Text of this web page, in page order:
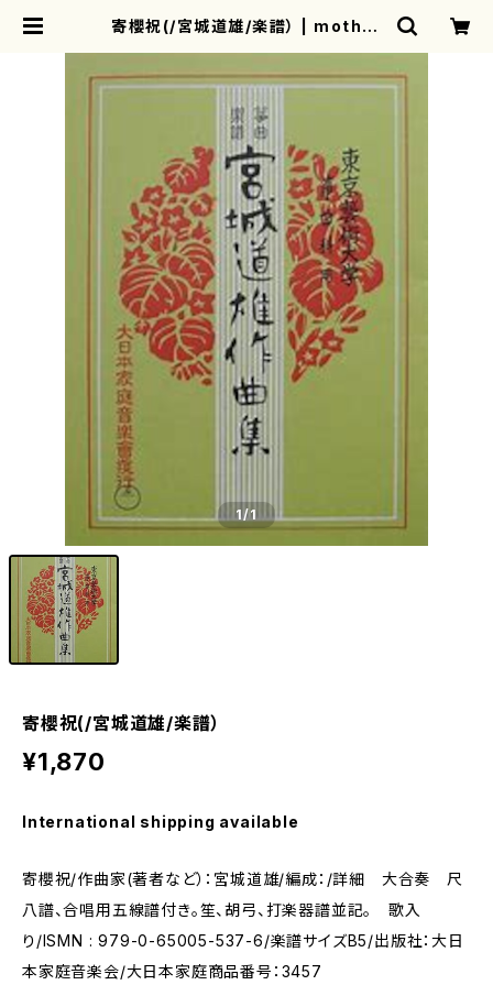
寄櫻祝(/宮城道雄/楽譜） | mother
1/1
寄櫻祝(/宮城道雄/楽譜）
¥1,870
International shipping available
寄櫻祝/作曲家(著者など）：宮城道雄/編成：/詳細 大合奏 尺
八譜、合唱用五線譜付き。笙、胡弓、打楽器譜並記。 歌入
り/ISMN : 979-0-65005-537-6/楽譜サイズB5/出版社：大日
本家庭音楽会/大日本家庭商品番号：3457